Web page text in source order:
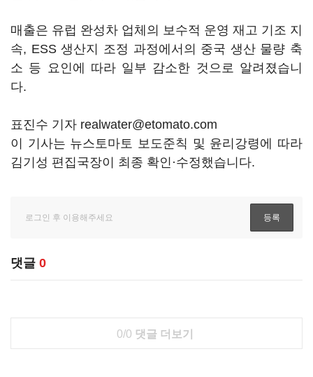
매출은 유럽 완성차 업체의 보수적 운영 재고 기조 지
속, ESS 생산지 조정 과정에서의 중국 생산 물량 축
소 등 요인에 따라 일부 감소한 것으로 알려졌습니
다.
표진수 기자 realwater@etomato.com
이 기사는 뉴스토마토 보도준칙 및 윤리강령에 따라
김기성 편집국장이 최종 확인·수정했습니다.
댓글 0
0/0 댓글 더보기